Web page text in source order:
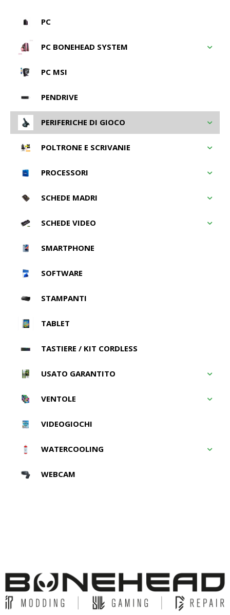
PC
PC BONEHEAD SYSTEM
PC MSI
PENDRIVE
PERIFERICHE DI GIOCO
POLTRONE E SCRIVANIE
PROCESSORI
SCHEDE MADRI
SCHEDE VIDEO
SMARTPHONE
SOFTWARE
STAMPANTI
TABLET
TASTIERE / KIT CORDLESS
USATO GARANTITO
VENTOLE
VIDEOGIOCHI
WATERCOOLING
WEBCAM